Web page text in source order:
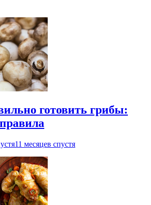
готовить грибы:
11 месяцев спустя